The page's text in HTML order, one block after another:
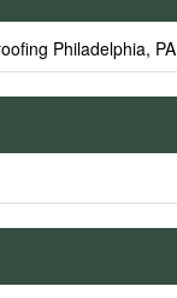
Philadelphia, PA